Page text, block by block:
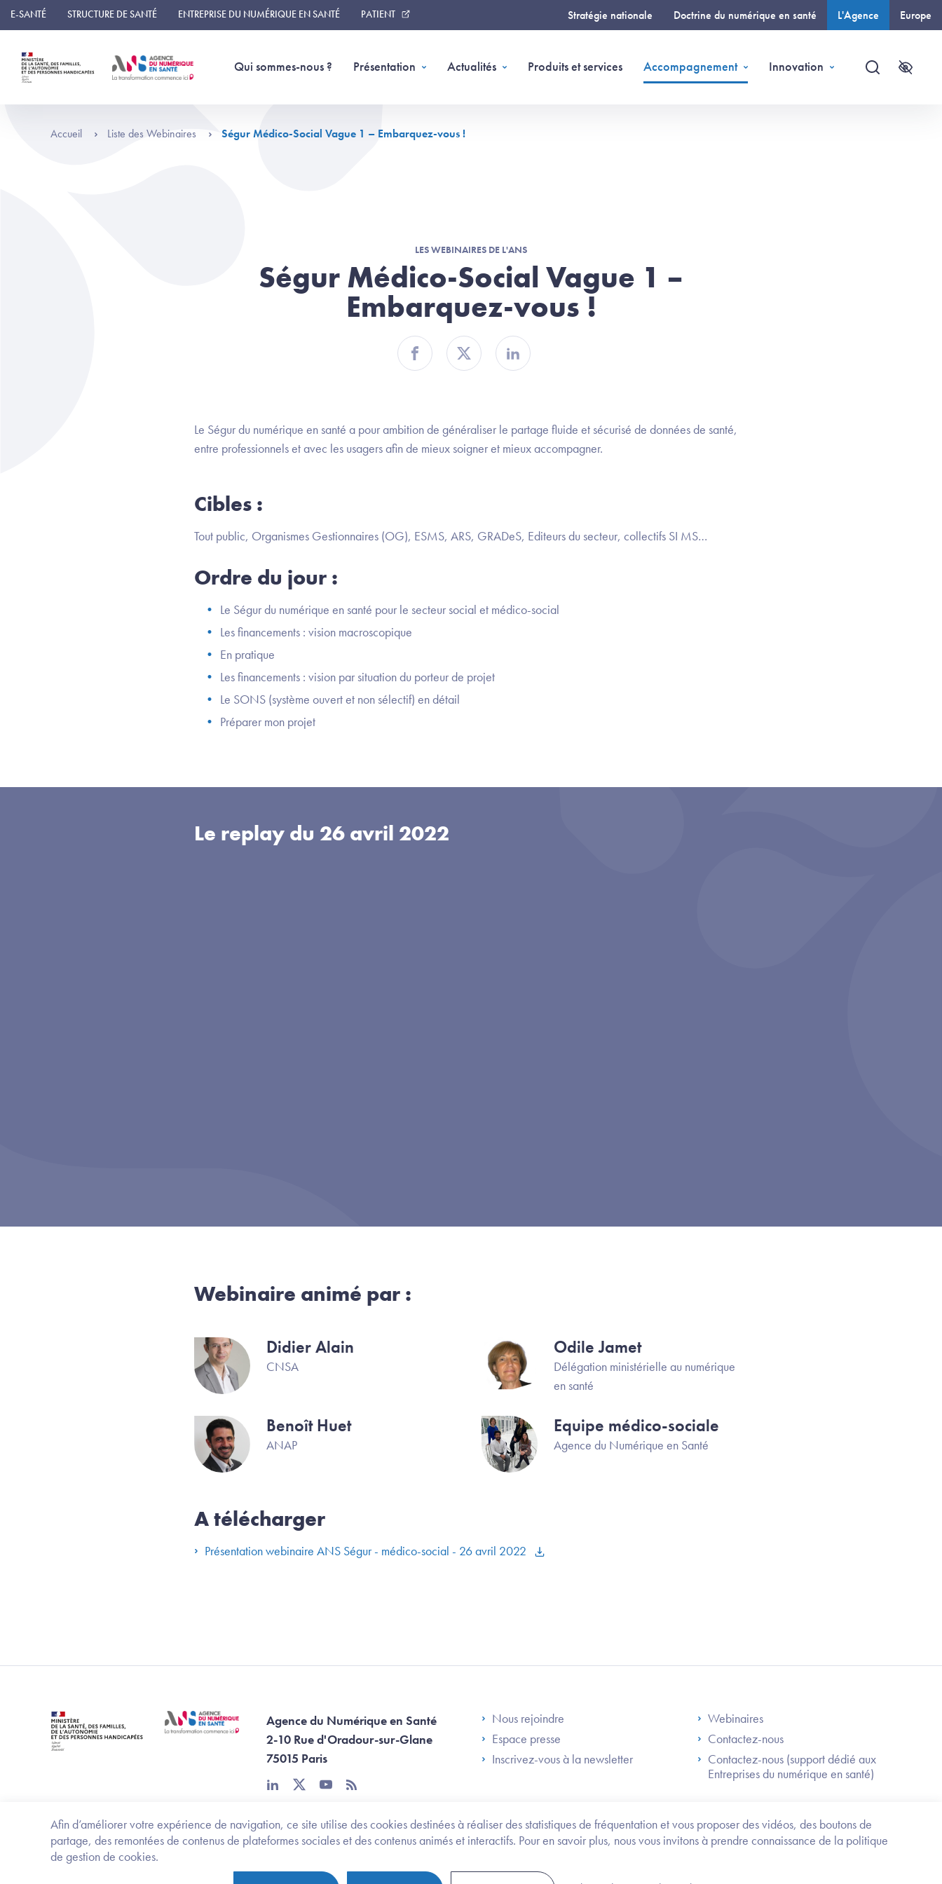
Panneau de gestion des cookies
Afin d’améliorer votre expérience de navigation, ce site utilise des cookies destinées à réaliser des statistiques de fréquentation et vous proposer des vidéos, des boutons de
partage, des remontées de contenus de plateformes sociales et des contenus animés et interactifs. Pour en savoir plus, nous vous invitons à prendre connaissance de la politique
de gestion de cookies.
E-SANTÉ STRUCTURE DE SANTÉ ENTREPRISE DU NUMÉRIQUE EN SANTÉ PATIENT Stratégie nationale Doctrine du numérique en santé L'Agence Europe
Qui sommes-nous ? Présentation Actualités Produits et services Accompagnement Innovation
Recherche
Trouvez
Accueil Liste des Webinaires Ségur Médico-Social Vague 1 – Embarquez-vous !
LES WEBINAIRES DE L'ANS
Ségur Médico-Social Vague 1 –
Embarquez-vous !
Partager sur Facebook
Partager sur TwitterPartager sur Linkedin
Le Ségur du numérique en santé a pour ambition de généraliser le partage fluide et sécurisé de données de santé,
entre professionnels et avec les usagers afin de mieux soigner et mieux accompagner.
Cibles :
Tout public, Organismes Gestionnaires (OG), ESMS, ARS, GRADeS, Editeurs du secteur, collectifs SI MS…
Ordre du jour :
Le Ségur du numérique en santé pour le secteur social et médico-social
Les financements : vision macroscopique
En pratique
Les financements : vision par situation du porteur de projet
Le SONS (système ouvert et non sélectif) en détail
Préparer mon projet
Le replay du 26 avril 2022
Webinaire animé par :
Image Didier Alain
CNSA
Image Odile Jamet
Délégation ministérielle au numérique
en santé
Image Benoît Huet
ANAP
Image Equipe médico-sociale
Agence du Numérique en Santé
A télécharger
Présentation webinaire ANS Ségur - médico-social - 26 avril 2022
Agence du Numérique en Santé
2-10 Rue d'Oradour-sur-Glane
75015 Paris
linkedintwitteryoutube
rss
Footer Left ANS
Nous rejoindre
Espace presse
Inscrivez-vous à la newsletter
Footer Right ANS
Webinaires
Contactez-nous
Contactez-nous (support dédié aux
Entreprises du numérique en santé)
Footer Bottom ANS
Ministère de la santé, des familles, de l'autonomie et des personnes handicapées Legifrance.gouv.fr